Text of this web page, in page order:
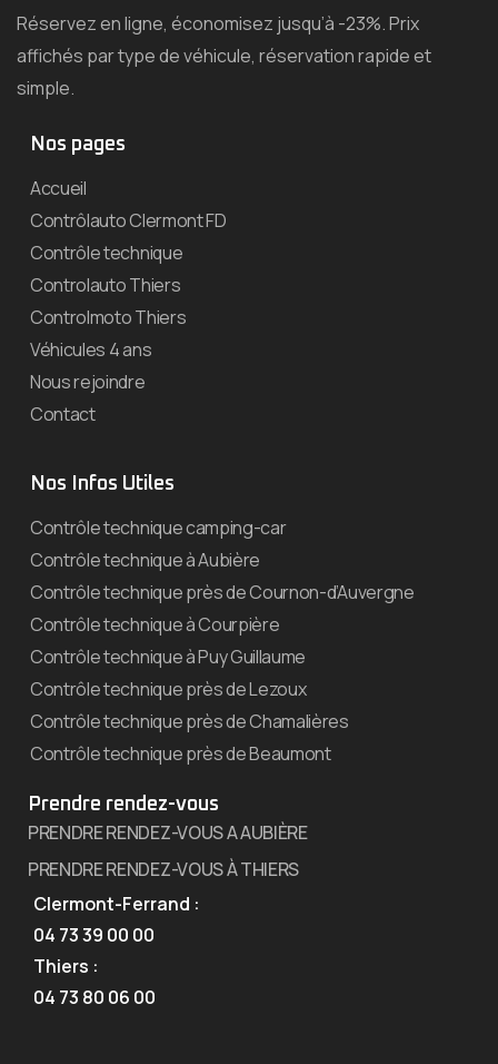
Réservez en ligne, économisez jusqu’à -23%. Prix
affichés par type de véhicule, réservation rapide et
simple.
Nos pages
Accueil
Contrôlauto Clermont FD
Contrôle technique
Controlauto Thiers
Controlmoto Thiers
Véhicules 4 ans
Nous rejoindre
Contact
Nos Infos Utiles
Contrôle technique camping-car
Contrôle technique à Aubière
Contrôle technique près de Cournon-d’Auvergne
Contrôle technique à Courpière
Contrôle technique à Puy Guillaume
Contrôle technique près de Lezoux
Contrôle technique près de Chamalières
Contrôle technique près de Beaumont
Prendre rendez-vous
PRENDRE RENDEZ-VOUS A AUBIÈRE
PRENDRE RENDEZ-VOUS À THIERS
Clermont-Ferrand :
04 73 39 00 00
Thiers :
04 73 80 06 00